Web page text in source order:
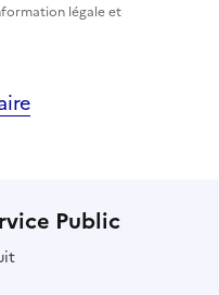
légale et
Public